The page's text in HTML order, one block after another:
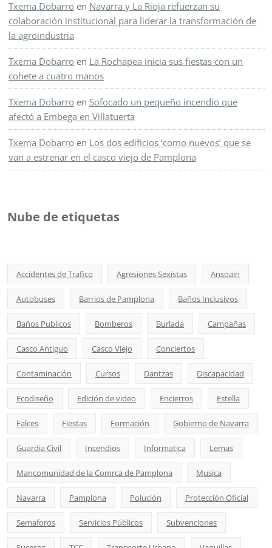
Txema Dobarro en Navarra y La Rioja refuerzan su
colaboración institucional para liderar la transformación de
la agroindustria
Txema Dobarro en La Rochapea inicia sus fiestas con un
cohete a cuatro manos
Txema Dobarro en Sofocado un pequeño incendio que
afectó a Embega en Villatuerta
Txema Dobarro en Los dos edificios ‘como nuevos’ que se
van a estrenar en el casco viejo de Pamplona
Nube de etiquetas
Accidentes de Trafico Agresiones Sexistas Ansoain
Autobuses Barrios de Pamplona Baños Inclusivos
Baños Publicos Bomberos Burlada Campañas
Casco Antiguo Casco Viejo Conciertos
Contaminación Cursos Dantzas Discapacidad
Ecodiseño Edición de video Encierros Estella
Falces Fiestas Formación Gobierno de Navarra
Guardia Civil Incendios Informatica Lemas
Mancomunidad de la Comrca de Pamplona Musica
Navarra Pamplona Polución Protección Oficial
Semaforos Servicios Públicos Subvenciones